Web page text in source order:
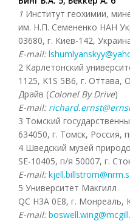
1 Институт геохимии,
им. Н.П. Семененко НАН
03680, г. Киев-142,
E-mail:
2 Карлетонский
1125, K1S 5B6, г. Оттава,
Драйв (Colonel By Drive)
E-mail:
3 Томский
634050, г. Томск, Россия,
4 Шведский музей
SE-10405, п/я 50007, г.
E-mail:
5 Университет Макгилл
QC H3A 0E8, г. Монреаль,
E-mail: